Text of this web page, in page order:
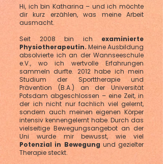
Hi, ich bin Katharina – und ich möchte
dir kurz erzählen, was meine Arbeit
ausmacht.
Seit 2008 bin ich examinierte
Physiotherapeutin. Meine Ausbildung
absolvierte ich an der Wannseeschule
e.V., wo ich wertvolle Erfahrungen
sammeln durfte. 2012 habe ich mein
Studium der Sporttherapie und
Prävention (B.A.) an der Universität
Potsdam abgeschlossen – eine Zeit, in
der ich nicht nur fachlich viel gelernt,
sondern auch meinen eigenen Körper
intensiv kennengelernt habe. Durch das
vielseitige Bewegungsangebot an der
Uni wurde mir bewusst, wie viel
Potenzial in Bewegung und gezielter
Therapie steckt.